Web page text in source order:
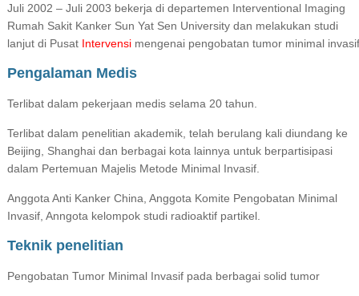
Juli 2002 – Juli 2003 bekerja di departemen Interventional Imaging
Rumah Sakit Kanker Sun Yat Sen University dan melakukan studi
lanjut di Pusat Intervensimengenai pengobatan tumor minimal
Pengalaman Medis
Terlibat dalam pekerjaan medis selama 20 tahun.
Terlibat dalam penelitian akademik, telah berulang kali diundang ke
Beijing, Shanghai dan berbagai kota lainnya untuk berpartisipasi
dalam Pertemuan Majelis Metode Minimal Invasif.
Anggota Anti Kanker China, Anggota Komite Pengobatan Minimal
Invasif, Anngota kelompok studi radioaktif partikel.
Teknik penelitian
Pengobatan Tumor Minimal Invasif pada berbagai solid tumor